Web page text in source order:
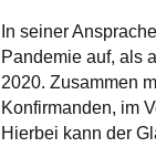
In seiner
Pandemie auf, als
2020. Zusammen
Konfirmanden, im
Hierbei kann der